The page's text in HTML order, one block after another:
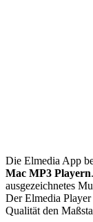
Die Elmedia App
Mac MP3 Playern
ausgezeichnetes
Der Elmedia
Qualität den